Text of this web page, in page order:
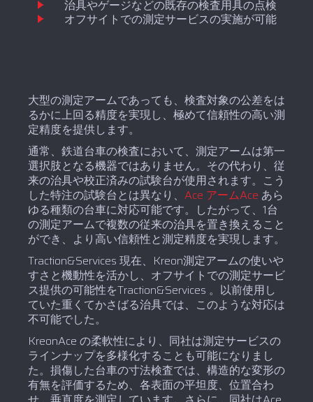
治具やゲージなどの既存の検査用具の点検
オフサイトでの測定サービスの実施が可能
大型の測定アームであっても、検査対象の公差をは
るかに上回る精度を実現し、極めて信頼性の高い測
定精度を提供します。
通常、鉄道台車の検査において、測定アームは第一
選択肢となる機器ではありません。その代わり、従
来の治具や校正済みの試験台が使用されます。こう
した特注の試験台とは異なり、 Ace アームAce あら
ゆる種類の台車に対応可能です。したがって、1台
の測定アームで複数の従来の治具を置き換えること
ができ、より高い信頼性と測定精度を実現します。
Traction&Services 現在、Kreon測定アームの使いや
すさと機動性を活かし、オフサイトでの測定サービ
ス提供の可能性をTraction&Services 。以前使用し
ていた重くてかさばる治具では、このような対応は
不可能でした。
KreonAce の柔軟性により、同社は測定サービスの
ラインナップを多様化することも可能になりまし
た。損傷した台車の寸法検査では、構造的な変形の
有無を評価するため、各表面の平坦度、位置合わ